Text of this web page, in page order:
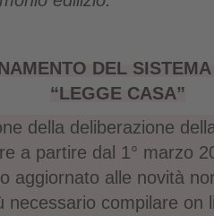
DEL
“LEGGE CASA”
della deliberazione
a partire dal 1° marzo
aggiornato alle novità
necessario compilare on